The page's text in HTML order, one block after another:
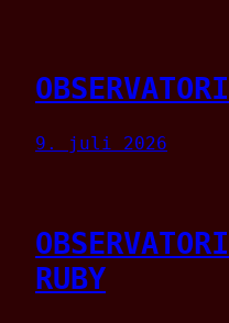
9. juli 2026
RUBY